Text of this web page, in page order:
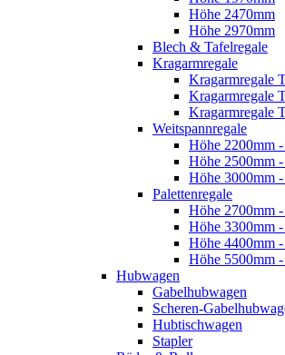
Höhe 2470mm
Höhe 2970mm
Blech & Tafelregale
Kragarmregale
Kragarmregale
Kragarmregale
Kragarmregale
Weitspannregale
Höhe 2200mm
Höhe 2500mm
Höhe 3000mm
Palettenregale
Höhe 2700mm
Höhe 3300mm
Höhe 4400mm
Höhe 5500mm
Hubwagen
Gabelhubwagen
Scheren-
Hubtischwagen
Stapler